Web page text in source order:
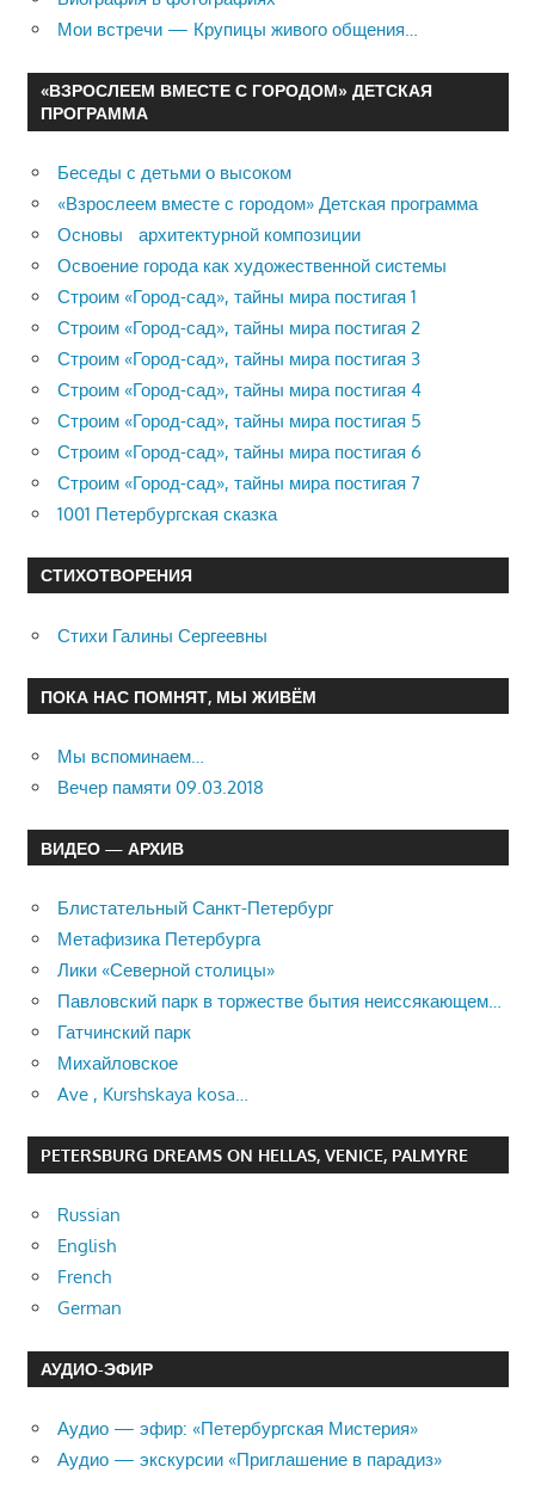
Мои встречи — Крупицы живого общения…
«ВЗРОСЛЕЕМ ВМЕСТЕ С ГОРОДОМ» ДЕТСКАЯ
ПРОГРАММА
Беседы с детьми о высоком
«Взрослеем вместе с городом» Детская программа
Основы архитектурной композиции
Освоение города как художественной системы
Строим «Город-сад», тайны мира постигая 1
Строим «Город-сад», тайны мира постигая 2
Строим «Город-сад», тайны мира постигая 3
Строим «Город-сад», тайны мира постигая 4
Строим «Город-сад», тайны мира постигая 5
Строим «Город-сад», тайны мира постигая 6
Строим «Город-сад», тайны мира постигая 7
1001 Петербургская сказка
СТИХОТВОРЕНИЯ
Стихи Галины Сергеевны
ПОКА НАС ПОМНЯТ, МЫ ЖИВЁМ
Мы вспоминаем…
Вечер памяти 09.03.2018
ВИДЕО — АРХИВ
Блистательный Санкт-Петербург
Метафизика Петербурга
Лики «Северной столицы»
Павловский парк в торжестве бытия неиссякающем…
Гатчинский парк
Михайловское
Ave , Kurshskaya kosa…
PETERSBURG DREAMS ON HELLAS, VENICE, PALMYRE
Russian
English
French
German
АУДИО-ЭФИР
Аудио — эфир: «Петербургская Мистерия»
Аудио — экскурсии «Приглашение в парадиз»